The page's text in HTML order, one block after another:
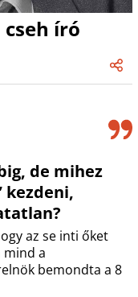
író
de mihez
kezdeni,
az se inti őket
mind a
bemondta a 8